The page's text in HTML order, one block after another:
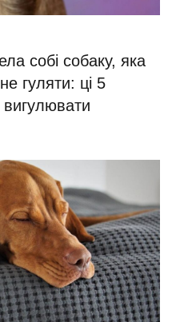
собі собаку, яка
гуляти: ці 5
вигулювати